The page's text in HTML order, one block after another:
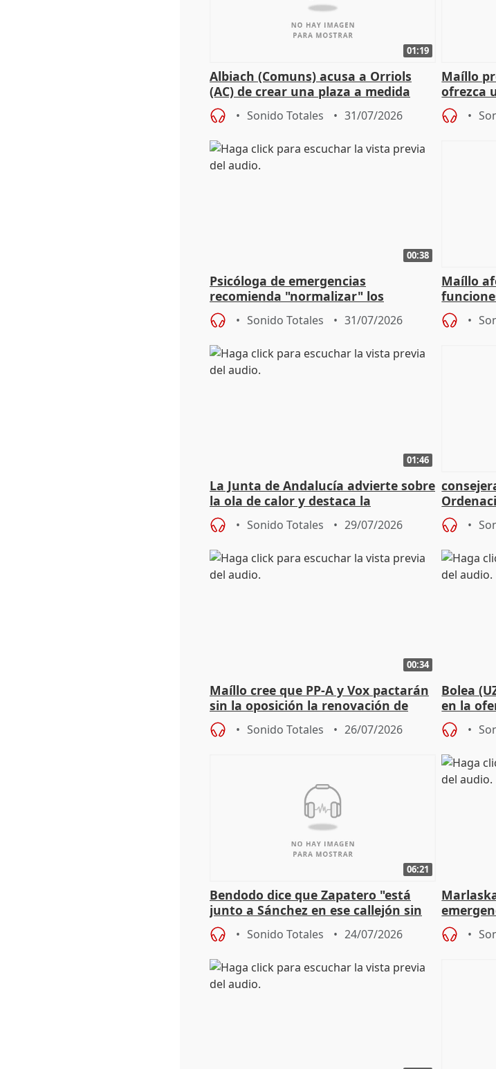
01:19
Albiach (Comuns) acusa a Orriols
(AC) de crear una plaza a medida
para su hija en Ripoll (Girona)
Sonido Totales 31/07/2026
Maíllo
ofrezca
00:38
Psicóloga de emergencias
recomienda "normalizar" los
síntomas tras sufrir un incendio
Sonido Totales 31/07/2026
Maíllo
con Ceuta
01:46
La Junta de Andalucía advierte sobre
la ola de calor y destaca la
importancia de la prevención
Sonido Totales 29/07/2026
00:34
Maíllo cree que PP-A y Vox pactarán
sin la oposición la renovación de
órganos como el Defensor
Sonido Totales 26/07/2026
Bolea
en la
privadas
06:21
Bendodo dice que Zapatero "está
junto a Sánchez en ese callejón sin
salida
Sonido Totales 24/07/2026
político